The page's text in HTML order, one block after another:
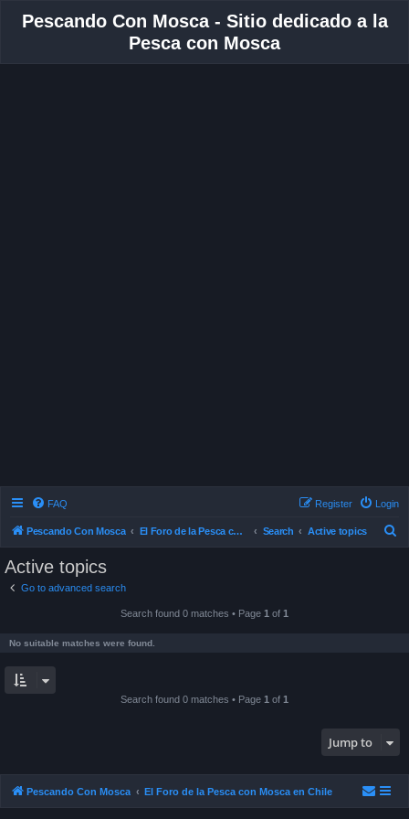
Pescando Con Mosca - Sitio dedicado a la
Pesca con Mosca
FAQ Login
Register
Pescando Con Mosca El Foro de la Pesca con Mosca en Chile Search Active topics
Active topics
Go to advanced search
Search found 0 matches • Page 1 of 1
No suitable matches were found.
Search found 0 matches • Page 1 of 1
Jump to
Pescando Con Mosca El Foro de la Pesca con Mosca en Chile